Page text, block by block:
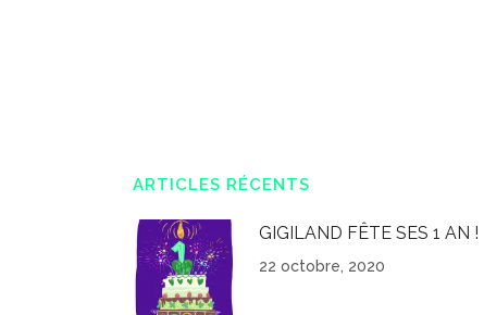
ARTICLES RÉCENTS
GIGILAND FÊTE SES 1 AN !
22 octobre, 2020